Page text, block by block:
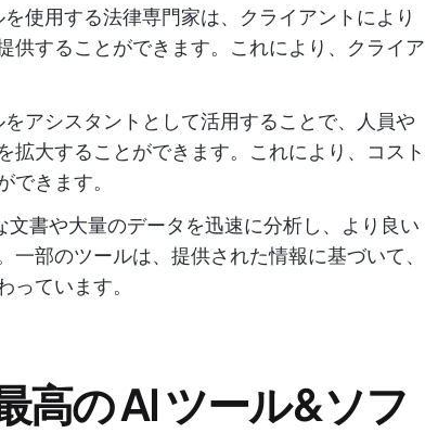
使用する法律専門家は、クライアントにより
供することができます。これにより、クライア
アシスタントとして活用することで、人員や
拡大することができます。これにより、コスト
できます。
書や大量のデータを迅速に分析し、より良い
部のツールは、提供された情報に基づいて、
っています。
高の AI ツール&ソフ